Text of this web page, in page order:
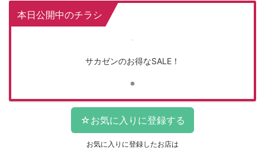
本日公開中のチラシ
サカゼンのお得なSALE！
お気に入りに登録したお店は